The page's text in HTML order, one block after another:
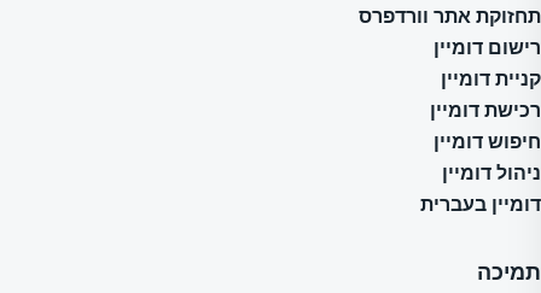
תחזוקת אתר וורדפרס
רישום דומיין
קניית דומיין
רכישת דומיין
חיפוש דומיין
ניהול דומיין
דומיין בעברית
תמיכה